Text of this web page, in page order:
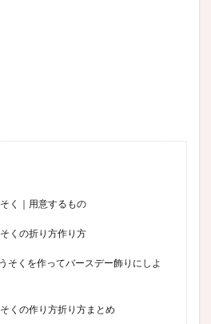
く｜用意するもの
くの折り方作り方
そくを作ってバースデー飾りにしよ
くの作り方折り方まとめ